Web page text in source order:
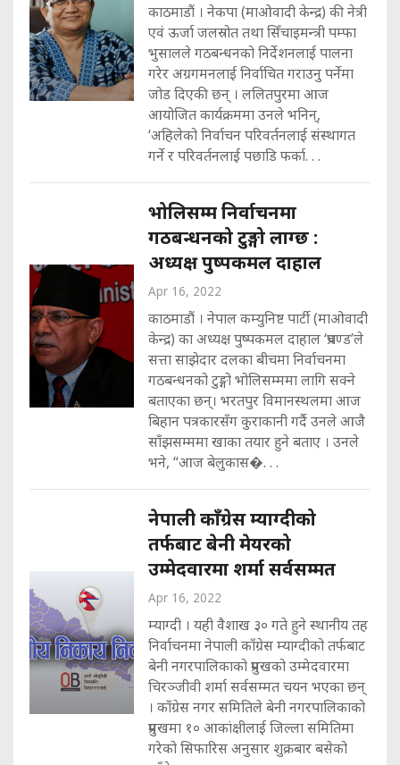
काठमाडौं । नेकपा (माओवादी केन्द्र) की नेत्री
एवं ऊर्जा जलस्रोत तथा सिँचाइमन्त्री पम्फा
भुसालले गठबन्धनको निर्देशनलाई पालना
गरेर अग्रगमनलाई निर्वाचित गराउनु पर्नेमा
जोड दिएकी छन् । ललितपुरमा आज
आयोजित कार्यक्रममा उनले भनिन्,
‘अहिलेको निर्वाचन परिवर्तनलाई संस्थागत
गर्ने र परिवर्तनलाई पछाडि फर्का. . .
भोलिसम्म निर्वाचनमा
गठबन्धनको टुङ्गो लाग्छ :
अध्यक्ष पुष्पकमल दाहाल
Apr 16, 2022
काठमाडौं । नेपाल कम्युनिष्ट पार्टी (माओवादी
केन्द्र) का अध्यक्ष पुष्पकमल दाहाल ‘प्रचण्ड’ले
सत्ता साझेदार दलका बीचमा निर्वाचनमा
गठबन्धनको टुङ्गो भोलिसम्ममा लागि सक्ने
बताएका छन्। भरतपुर विमानस्थलमा आज
बिहान पत्रकारसँग कुराकानी गर्दै उनले आजै
साँझसम्ममा खाका तयार हुने बताए । उनले
भने, “आज बेलुकास�. . .
नेपाली काँग्रेस म्याग्दीको
तर्फबाट बेनी मेयरको
उम्मेदवारमा शर्मा सर्वसम्मत
Apr 16, 2022
म्याग्दी । यही वैशाख ३० गते हुने स्थानीय तह
निर्वाचनमा नेपाली काँग्रेस म्याग्दीको तर्फबाट
बेनी नगरपालिकाको प्रमुखको उम्मेदवारमा
चिरञ्जीवी शर्मा सर्वसम्मत चयन भएका छन्
। काँग्रेस नगर समितिले बेनी नगरपालिकाको
प्रमुखमा १० आकांक्षीलाई जिल्ला समितिमा
गरेको सिफारिस अनुसार शुक्रबार बसेको